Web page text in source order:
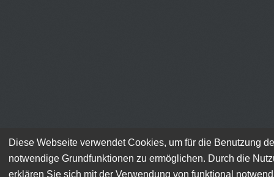
Diese Webseite verwendet Cookies, um für die Benutzung
notwendige Grundfunktionen zu ermöglichen. Durch die
erklären Sie sich mit der Verwendung von funktional